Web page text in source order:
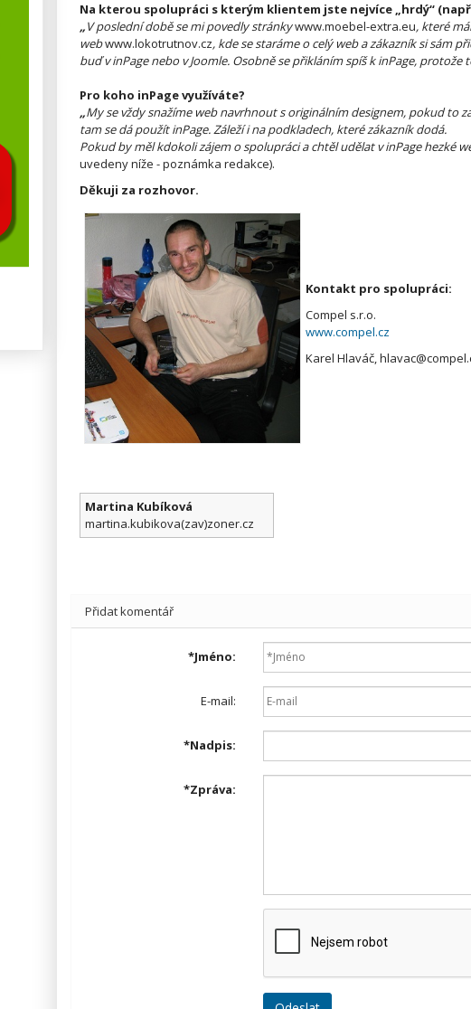
Na kterou spolupráci s kterým klientem jste nejvíce „hrdý“
„V poslední době se mi povedly stránkywww.moebel-extra.eu, které
webwww.lokotrutnov.cz, kde se staráme o celý web a zákazník si sám
buď v inPage nebo v Joomle. Osobně se přikláním spíš k inPage, protože
Pro koho inPage využíváte?
„My se vždy snažíme web navrhnout s originálním designem, pokud to
tam se dá použít inPage. Záleží i na podkladech, které zákazník dodá.
Pokud by měl kdokoli zájem o spolupráci a chtěl udělat v inPage hezké
uvedeny níže - poznámka redakce).
Děkuji za rozhovor.
Kontakt pro spolupráci:
Compel s.r.o.
www.compel.cz
Karel Hlaváč,
Martina Kubíková
martina.kubikova(zav)zoner.cz
Přidat komentář
*Jméno:
E-mail:
*Nadpis:
*Zpráva: